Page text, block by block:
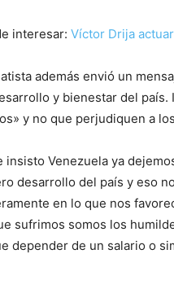
interesar: Víctor Drija
además envió un
y bienestar del
y no que perjudiquen a
insisto Venezuela ya
desarrollo del país y eso
en lo que nos
sufrimos somos los
depender de un salario o